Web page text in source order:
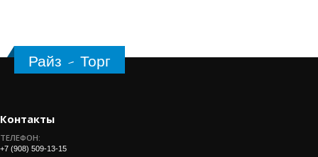
Райз - Торг
Контакты
ТЕЛЕФОН:
+7 (908) 509-13-15